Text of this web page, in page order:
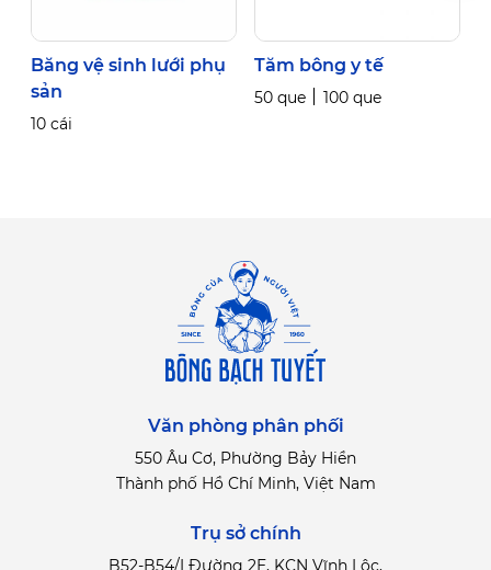
Băng vệ sinh lưới phụ
sản
10 cái
Tăm bông y tế
50 que 100 que
Văn phòng phân phối
550 Âu Cơ, Phường Bảy Hiền
Thành phố Hồ Chí Minh, Việt Nam
Trụ sở chính
B52-B54/I Đường 2E, KCN Vĩnh Lộc,